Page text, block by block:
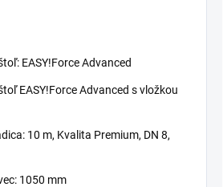
EASY!ForceAdvanced
EASY!ForceAdvanced s vložkou
10 m, Kvalita Premium, DN 8,
1050 mm